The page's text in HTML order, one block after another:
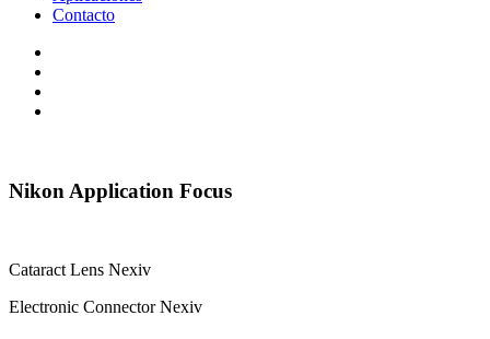
Contacto
Nikon Application Focus
Cataract Lens Nexiv
Electronic Connector Nexiv